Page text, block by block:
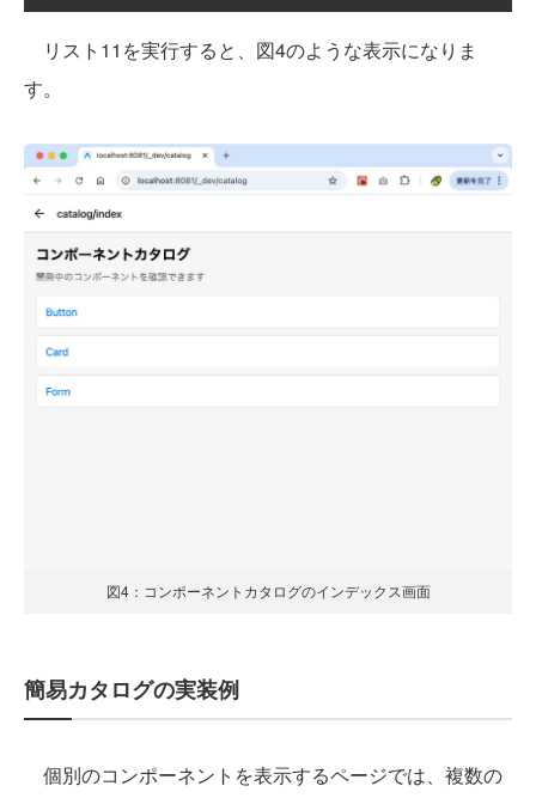
リスト11を実行すると、図4のような表示になりま
す。
図4：コンポーネントカタログのインデックス画面
簡易カタログの実装例
個別のコンポーネントを表示するページでは、複数の